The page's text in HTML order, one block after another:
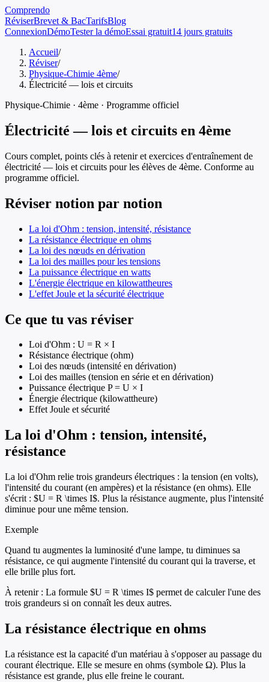
Comprendo
RéviserBrevet & BacTarifsBlog
ConnexionDémoTester la démoEssai gratuit14 jours gratuits
Accueil/
Réviser/
Physique-Chimie 4ème/
Électricité — lois et circuits
Physique-Chimie · 4ème · Programme officiel
Électricité — lois et circuits en 4ème
Cours complet, points clés à retenir et exercices d'entraînement de
électricité — lois et circuits pour les élèves de 4ème. Conforme au
programme officiel.
Réviser notion par notion
La loi d'Ohm : tension, intensité, résistance
La résistance électrique en ohms
La loi des nœuds en dérivation
La loi des mailles pour les tensions
La puissance électrique en watts
L'énergie électrique en kilowattheures
L'effet Joule et la sécurité électrique
Ce que tu vas réviser
Loi d'Ohm : U = R × I
Résistance électrique (ohm)
Loi des nœuds (intensité en dérivation)
Loi des mailles (tension en série et en dérivation)
Puissance électrique P = U × I
Énergie électrique (kilowattheure)
Effet Joule et sécurité
La loi d'Ohm : tension, intensité,
résistance
La loi d'Ohm relie trois grandeurs électriques : la tension (en volts),
l'intensité du courant (en ampères) et la résistance (en ohms). Elle
s'écrit : $U = R \times I$. Plus la résistance augmente, plus l'intensité
diminue pour une même tension.
Exemple
Quand tu augmentes la luminosité d'une lampe, tu diminues sa
résistance, ce qui augmente l'intensité du courant qui la traverse, et
elle brille plus fort.
À retenir : La formule $U = R \times I$ permet de calculer l'une des
trois grandeurs si on connaît les deux autres.
La résistance électrique en ohms
La résistance est la capacité d'un matériau à s'opposer au passage du
courant électrique. Elle se mesure en ohms (symbole Ω). Plus la
résistance est grande, plus elle freine le courant.